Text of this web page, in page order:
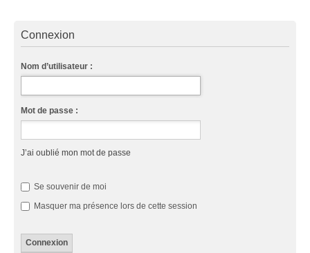
Connexion
Nom d’utilisateur :
Mot de passe :
J’ai oublié mon mot de passe
Se souvenir de moi
Masquer ma présence lors de cette session